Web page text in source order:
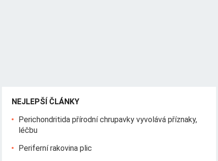
NEJLEPŠÍ ČLÁNKY
Perichondritida přírodní chrupavky vyvolává příznaky,
léčbu
Periferní rakovina plic